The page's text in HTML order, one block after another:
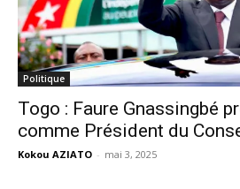
Politique
Togo : Faure Gnassingbé
comme Président du
Kokou AZIATO - mai 3, 2025